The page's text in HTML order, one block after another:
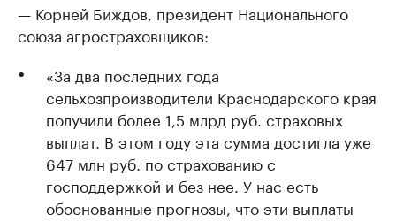
— Корней Биждов, президент Национального
союза агростраховщиков:
«За два последних года
сельхозпроизводители Краснодарского края
получили более 1,5 млрд руб. страховых
выплат. В этом году эта сумма достигла уже
647 млн руб. по страхованию с
господдержкой и без нее. У нас есть
обоснованные прогнозы, что эти выплаты